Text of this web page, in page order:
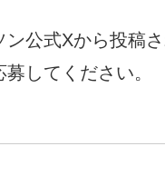
公式Xから投稿
してください。